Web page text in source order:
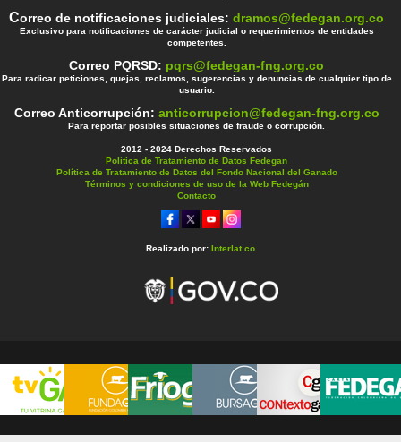
Correo de notificaciones judiciales:dramos@fedegan.org.co
Exclusivo para notificaciones de carácter judicial o requerimientos de entidades
competentes.
Correo PQRSD: pqrs@fedegan-fng.org.co
Para radicar peticiones, quejas, reclamos, sugerencias y denuncias de cualquier tipo de
usuario.
Correo Anticorrupción: anticorrupcion@fedegan-fng.org.co
Para reportar posibles situaciones de fraude o corrupción.
2012 - 2024 Derechos Reservados
Política de Tratamiento de Datos Fedegan
Política de Tratamiento de Datos del Fondo Nacional del Ganado
Términos y condiciones de uso de la Web Fedegán
Contacto
Realizado por: Interlat.co